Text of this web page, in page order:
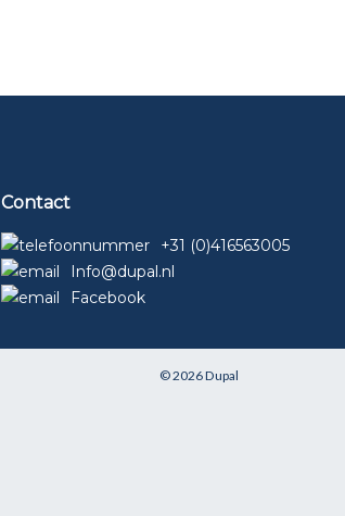
Contact
+31 (0)416563005
Info@dupal.nl
Facebook
© 2026Dupal